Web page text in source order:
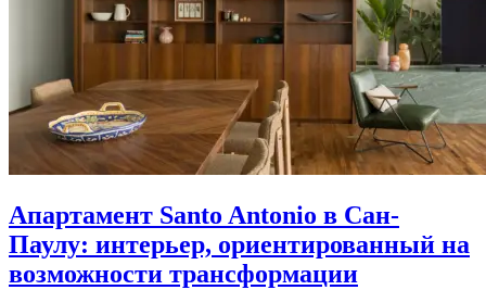
Апартамент Santo Antonio в Сан-
Паулу: интерьер, ориентированный на
возможности трансформации